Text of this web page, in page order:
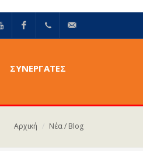
ΣΥΝΕΡΓΑΤΕΣ
Αρχική Νέα / Blog